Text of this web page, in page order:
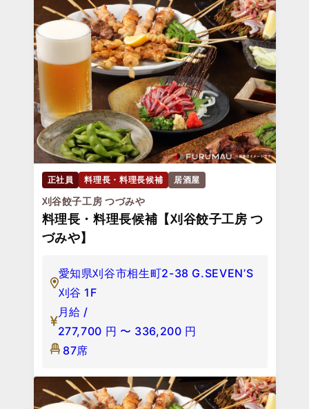
正社員 料理長・料理長候補 居酒屋
刈谷餃子工房 つづみや
料理長・料理長候補【刈谷餃子工房 つ
づみや】
愛知県刈谷市相生町2-38 G.SEVEN’S
刈谷 1F
月給 /
277,700 円 〜 336,200 円
87席